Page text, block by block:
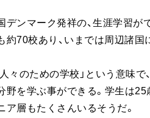
デンマーク発祥の、生涯学習が
70校あり、いまでは周辺諸国
々のための学校」という意味で
野を学ぶ事ができる。学生は
ア層もたくさんいるそうだ。